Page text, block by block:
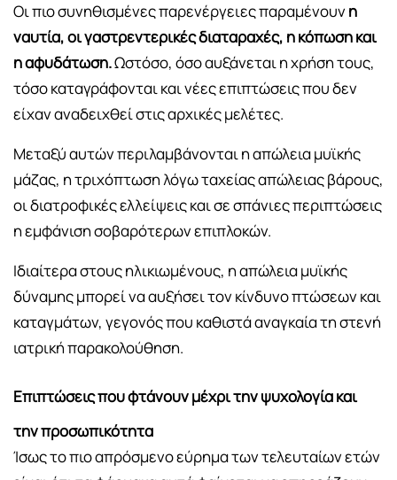
Οι πιο συνηθισμένες παρενέργειες παραμένουν η
ναυτία, οι γαστρεντερικές διαταραχές, η κόπωση και
η αφυδάτωση.Ωστόσο, όσο αυξάνεται η χρήση τους,
τόσο καταγράφονται και νέες επιπτώσεις που δεν
είχαν αναδειχθεί στις αρχικές μελέτες.
Μεταξύ αυτών περιλαμβάνονται η απώλεια μυϊκής
μάζας, η τριχόπτωση λόγω ταχείας απώλειας βάρους,
οι διατροφικές ελλείψεις και σε σπάνιες περιπτώσεις
η εμφάνιση σοβαρότερων επιπλοκών.
Ιδιαίτερα στους ηλικιωμένους, η απώλεια μυϊκής
δύναμης μπορεί να αυξήσει τον κίνδυνο πτώσεων και
καταγμάτων, γεγονός που καθιστά αναγκαία τη στενή
ιατρική παρακολούθηση.
Επιπτώσεις που φτάνουν μέχρι την ψυχολογία και
την προσωπικότητα
Ίσως το πιο απρόσμενο εύρημα των τελευταίων ετών